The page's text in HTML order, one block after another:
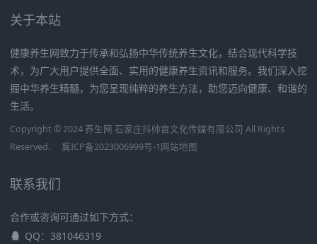
关于本站
健康养生网致力于传承和弘扬中华传统养生文化，结合现代科学技
术，为广大用户提供全面、实用的健康养生资讯和服务。我们深入挖
掘中华养生精髓，为您呈现纯粹的养生方法，助您迈向健康、和谐的
生活。
Copyright © 2024 养生网 石家庄抖帅宫文化传媒有限公司 All Rights
Reserved.
冀ICP备2023006999号-1网站地图
联系我们
合作或咨询可通过如下方式：
QQ：381046319